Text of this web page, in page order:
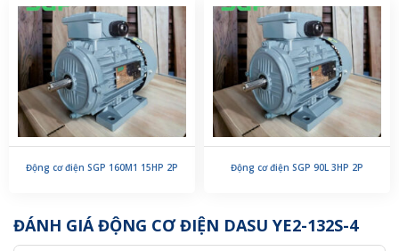
Động cơ điện SGP 160M1 15HP 2P Động cơ điện SGP 90L 3HP 2P
ĐÁNH GIÁ ĐỘNG CƠ ĐIỆN DASU YE2-132S-4